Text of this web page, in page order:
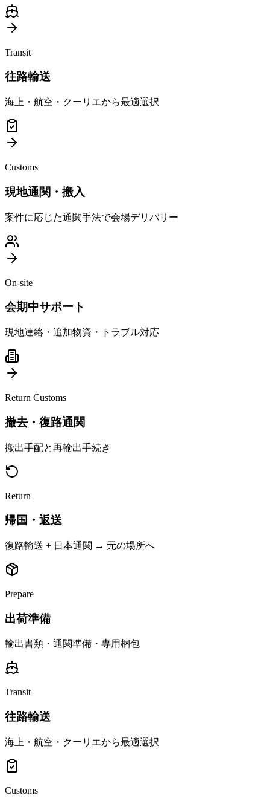
Transit
往路輸送
海上・航空・クーリエから最適選択
Customs
現地通関・搬入
案件に応じた通関手法で会場デリバリー
On-site
会期中サポート
現地連絡・追加物資・トラブル対応
Return Customs
撤去・復路通関
搬出手配と再輸出手続き
Return
帰国・返送
復路輸送 + 日本通関 → 元の場所へ
Prepare
出荷準備
輸出書類・通関準備・専用梱包
Transit
往路輸送
海上・航空・クーリエから最適選択
Customs